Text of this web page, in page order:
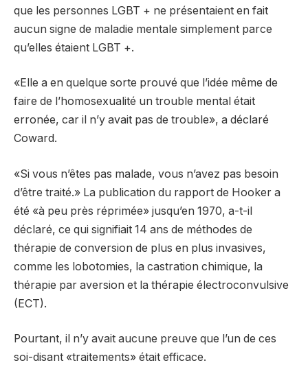
que les personnes LGBT + ne présentaient en fait
aucun signe de maladie mentale simplement parce
qu’elles étaient LGBT +.
«Elle a en quelque sorte prouvé que l’idée même de
faire de l’homosexualité un trouble mental était
erronée, car il n’y avait pas de trouble», a déclaré
Coward.
«Si vous n’êtes pas malade, vous n’avez pas besoin
d’être traité.» La publication du rapport de Hooker a
été «à peu près réprimée» jusqu’en 1970, a-t-il
déclaré, ce qui signifiait 14 ans de méthodes de
thérapie de conversion de plus en plus invasives,
comme les lobotomies, la castration chimique, la
thérapie par aversion et la thérapie électroconvulsive
(ECT).
Pourtant, il n’y avait aucune preuve que l’un de ces
soi-disant «traitements» était efficace.